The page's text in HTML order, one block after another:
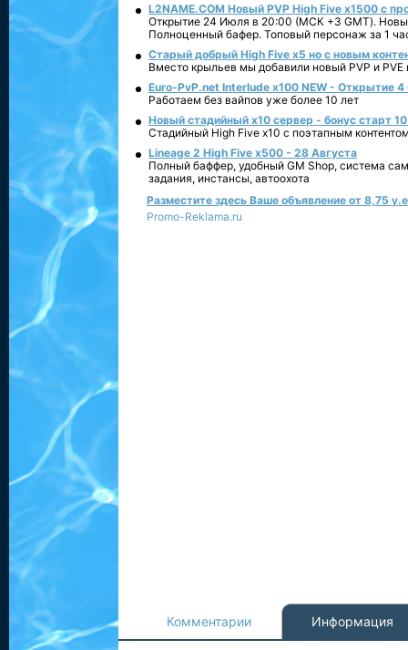
L2NAME.COM Новый PVP High Five x1500 с
Открытие 24 Июля в 20:00 (МСК +3 GMT).
Полноценный бафер. Топовый персонаж за 1
Старый добрый High Five x5 но с новым
Вместо крыльев мы добавили новый PVP и PVE
Euro-PvP.net Interlude х100 NEW - Открытие 4
Работаем без вайпов уже более 10 лет
Новый стадийный х10 сервер - бонус старт
Стадийный High Five x10 с поэтапным
Lineage 2 High Five x500 - 28 Августа
Полный баффер, удобный GM Shop, система
задания, инстансы, автоохота
Разместите здесь Ваше объявление от 8,75
Promo-Reklama.ru
Комментарии Информация